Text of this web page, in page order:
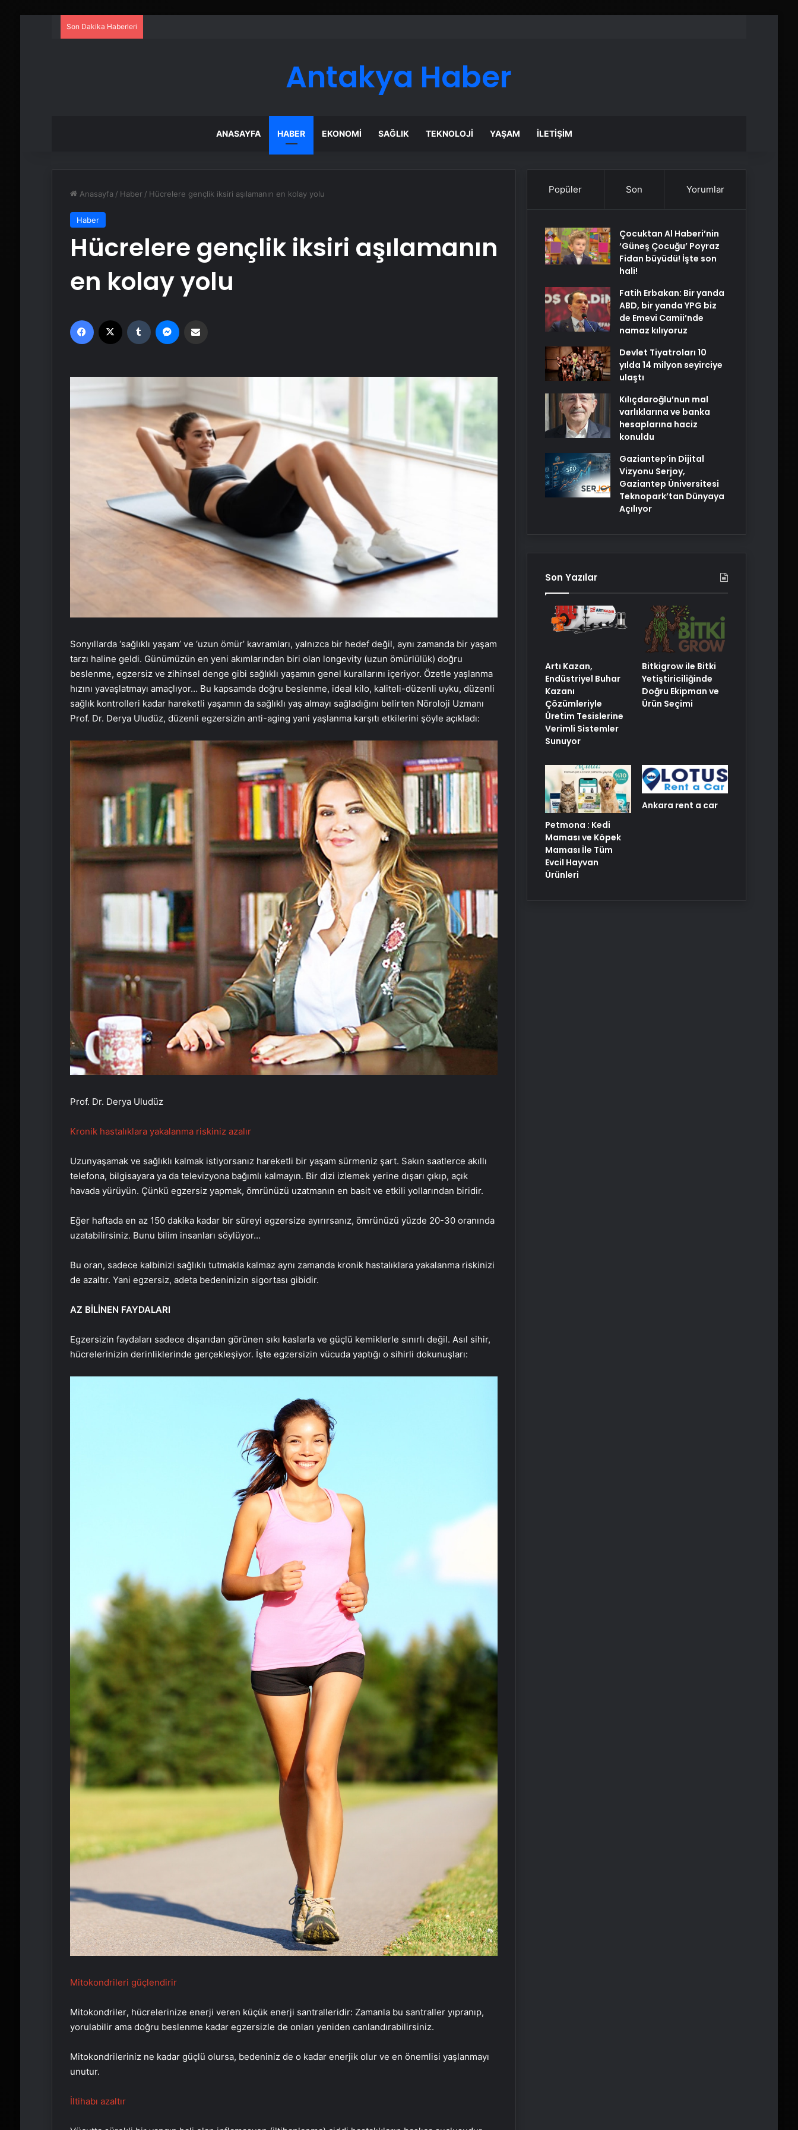
Son Dakika Haberleri
Antakya Haber
ANASAYFA HABER EKONOMI SAĞLIK TEKNOLOJI YAŞAM İLETIŞIM
Anasayfa / Haber / Hücrelere gençlik iksiri aşılamanın en kolay yolu
Haber
Hücrelere gençlik iksiri aşılamanın
en kolay yolu
Facebook Tumblr
Sonyıllarda ‘sağlıklı yaşam’ ve ‘uzun ömür’ kavramları, yalnızca bir hedef değil, aynı zamanda bir yaşam
tarzı haline geldi. Günümüzün en yeni akımlarından biri olan longevity (uzun ömürlülük) doğru
beslenme, egzersiz ve zihinsel denge gibi sağlıklı yaşamın genel kurallarını içeriyor. Özetle yaşlanma
hızını yavaşlatmayı amaçlıyor… Bu kapsamda doğru beslenme, ideal kilo, kaliteli-düzenli uyku, düzenli
sağlık kontrolleri kadar hareketli yaşamın da sağlıklı yaş almayı sağladığını belirten Nöroloji Uzmanı
Prof. Dr. Derya Uludüz, düzenli egzersizin anti-aging yani yaşlanma karşıtı etkilerini şöyle açıkladı:
Prof. Dr. Derya Uludüz
Kronik hastalıklara yakalanma riskiniz azalır
Uzunyaşamak ve sağlıklı kalmak istiyorsanız hareketli bir yaşam sürmeniz şart. Sakın saatlerce akıllı
telefona, bilgisayara ya da televizyona bağımlı kalmayın. Bir dizi izlemek yerine dışarı çıkıp, açık
havada yürüyün. Çünkü egzersiz yapmak, ömrünüzü uzatmanın en basit ve etkili yollarından biridir.
Eğer haftada en az 150 dakika kadar bir süreyi egzersize ayırırsanız, ömrünüzü yüzde 20-30 oranında
uzatabilirsiniz. Bunu bilim insanları söylüyor…
Bu oran, sadece kalbinizi sağlıklı tutmakla kalmaz aynı zamanda kronik hastalıklara yakalanma riskinizi
de azaltır. Yani egzersiz, adeta bedeninizin sigortası gibidir.
AZ BİLİNEN FAYDALARI
Egzersizin faydaları sadece dışarıdan görünen sıkı kaslarla ve güçlü kemiklerle sınırlı değil. Asıl sihir,
hücrelerinizin derinliklerinde gerçekleşiyor. İşte egzersizin vücuda yaptığı o sihirli dokunuşları:
Mitokondrileri güçlendirir
Mitokondriler, hücrelerinize enerji veren küçük enerji santralleridir: Zamanla bu santraller yıpranıp,
yorulabilir ama doğru beslenme kadar egzersizle de onları yeniden canlandırabilirsiniz.
Mitokondrileriniz ne kadar güçlü olursa, bedeniniz de o kadar enerjik olur ve en önemlisi yaşlanmayı
unutur.
İltihabı azaltır
Popüler Son Yorumlar
Çocuktan Al Haberi’nin
‘Güneş Çocuğu’ Poyraz
Fidan büyüdü! İşte son
hali!
Fatih Erbakan: Bir yanda
ABD, bir yanda YPG biz
de Emevi Camii’nde
namaz kılıyoruz
Devlet Tiyatroları 10
yılda 14 milyon seyirciye
ulaştı
Kılıçdaroğlu’nun mal
varlıklarına ve banka
hesaplarına haciz
konuldu
Gaziantep’in Dijital
Vizyonu Serjoy,
Gaziantep Üniversitesi
Teknopark’tan Dünyaya
Açılıyor
Son Yazılar
Artı Kazan,
Endüstriyel Buhar
Kazanı
Çözümleriyle
Üretim Tesislerine
Verimli Sistemler
Sunuyor
Bitkigrow ile Bitki
Yetiştiriciliğinde
Doğru Ekipman ve
Ürün Seçimi
Petmona : Kedi
Maması ve Köpek
Maması İle Tüm
Evcil Hayvan
Ürünleri
Ankara rent a car